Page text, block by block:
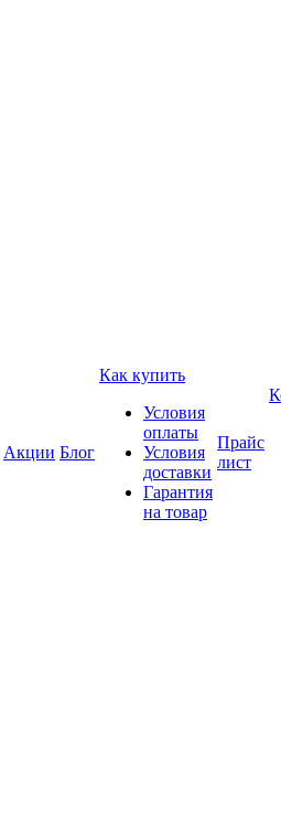
Акции Блог
Как купить
Условия
оплаты
Условия
доставки
Гарантия
на товар
Прайс
лист